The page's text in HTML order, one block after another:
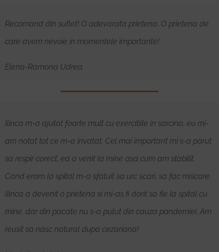
Recomand din suflet! O adevarata prietena. O prietena de
care avem nevoie in momentele importante!
Elena-Ramona Udrea
Ilinca m-a ajutat foarte mult cu exercitiile in sarcina, eu mi-
am notat tot ce m-a invatat. Cel mai important mi s-a parut
sa respir corect, ea a venit la mine asa cum am stabilit.
Cand eram la spital m-a sfatuit sa urc scari, sa fac miscare.
Ilinca a devenit o prietena si mi-as fi dorit sa fie la spital cu
mine, dar din pacate nu s-a putut din cauza pandemiei. Am
reusit sa nasc natural dupa cezariana!